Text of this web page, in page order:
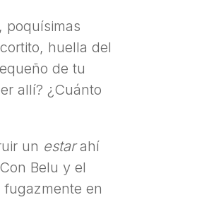
poquísimas
huella del
de tu
allí? ¿Cuánto
un estarahí
Belu y el
en